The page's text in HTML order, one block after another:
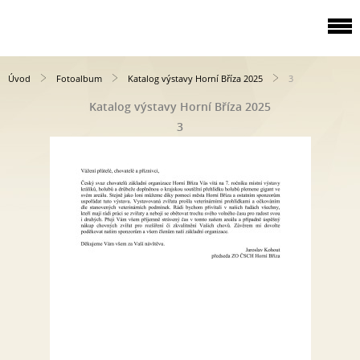
Úvod Fotoalbum Katalog výstavy Horní Bříza 2025 3
Katalog výstavy Horní Bříza 2025
3